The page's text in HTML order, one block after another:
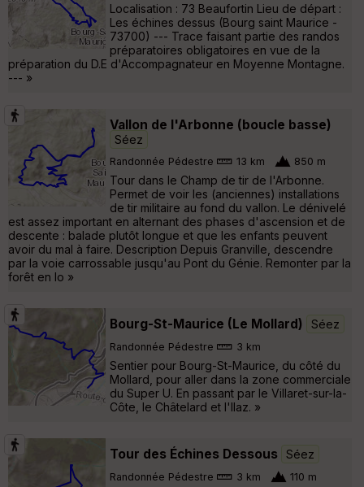
Localisation : 73 Beaufortin Lieu de départ :
Les échines dessus (Bourg saint Maurice -
73700) --- Trace faisant partie des randos
préparatoires obligatoires en vue de la
préparation du D.E d'Accompagnateur en Moyenne Montagne.
--- »
Vallon de l'Arbonne (boucle basse)
Séez
Randonnée Pédestre 13 km 850 m
Tour dans le Champ de tir de l'Arbonne.
Permet de voir les (anciennes) installations
de tir militaire au fond du vallon. Le dénivelé
est assez important en alternant des phases d'ascension et de
descente : balade plutôt longue et que les enfants peuvent
avoir du mal à faire. Description Depuis Granville, descendre
par la voie carrossable jusqu'au Pont du Génie. Remonter par la
forêt en lo »
Bourg-St-Maurice (Le Mollard) Séez
Randonnée Pédestre 3 km
Sentier pour Bourg-St-Maurice, du côté du
Mollard, pour aller dans la zone commerciale
du Super U. En passant par le Villaret-sur-la-
Côte, le Châtelard et l'Ilaz. »
Tour des Échines Dessous Séez
Randonnée Pédestre 3 km 110 m